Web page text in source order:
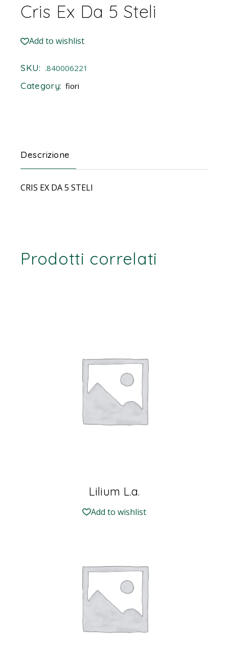
Cris Ex Da 5 Steli
Add to wishlist
SKU: .840006221
Category: fiori
Descrizione
CRIS EX DA 5 STELI
Prodotti correlati
Lilium L.a.
Add to wishlist